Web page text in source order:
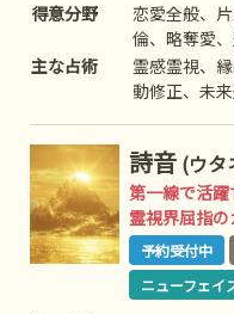
得意分野
恋愛全般、
倫、略奪愛
離婚、夫婦
介護、仕事
主な占術
霊感霊視、
動修正、未
詩音 (ウタ
第一線で活躍
霊視界屈指
成就鑑定、
予約受付中
ニューフェイ